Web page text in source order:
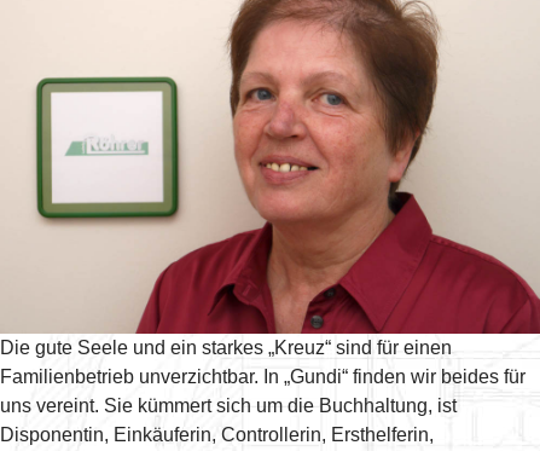
Die gute Seele und ein starkes „Kreuz“ sind für einen
Familienbetrieb unverzichtbar. In „Gundi“ finden wir beides für
uns vereint. Sie kümmert sich um die Buchhaltung, ist
Disponentin, Einkäuferin, Controllerin, Ersthelferin,